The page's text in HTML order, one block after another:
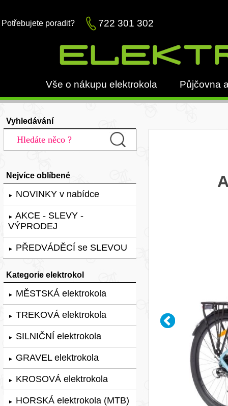
Potřebujete poradit? 722 301 302
Vše o nákupu elektrokola Půjčovna
Vyhledávání
Nejvíce oblíbené
► NOVINKY v nabídce
► AKCE - SLEVY -
VÝPRODEJ
► PŘEDVÁDĚCÍ se SLEVOU
Kategorie elektrokol
► MĚSTSKÁ elektrokola
► TREKOVÁ elektrokola
► SILNIČNÍ elektrokola
► GRAVEL elektrokola
► KROSOVÁ elektrokola
► HORSKÁ elektrokola (MTB)